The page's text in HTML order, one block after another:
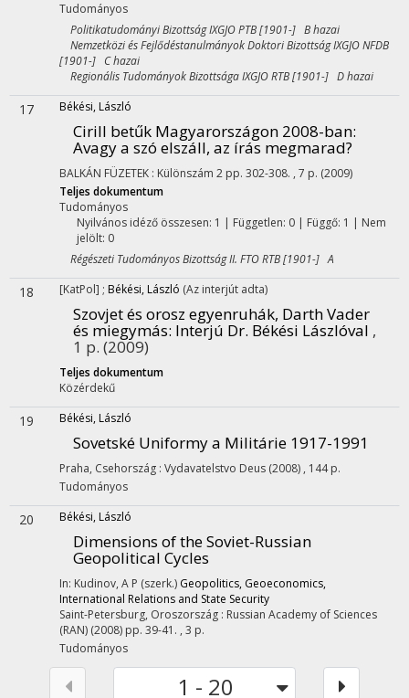
Tudományos
Politikatudományi Bizottság IXGJO PTB [1901-] B hazai
Nemzetközi és Fejlődéstanulmányok Doktori Bizottság IXGJO NFDB
[1901-] C hazai
Regionális Tudományok Bizottsága IXGJO RTB [1901-] D hazai
17 Békési, László
Cirill betűk Magyarországon 2008-ban:
Avagy a szó elszáll, az írás megmarad?
BALKÁN FÜZETEK : Különszám 2 pp. 302-308. , 7 p. (2009)
Teljes dokumentum
Tudományos
Nyilvános idéző összesen: 1 | Független: 0 | Függő: 1 | Nem
jelölt: 0
Régészeti Tudományos Bizottság II. FTO RTB [1901-] A
18 [KatPol] ; Békési, László (Az interjút adta)
Szovjet és orosz egyenruhák, Darth Vader
és miegymás: Interjú Dr. Békési Lászlóval ,
1 p. (2009)
Teljes dokumentum
Közérdekű
19 Békési, László
Sovetské Uniformy a Militárie 1917-1991
Praha, Csehország : Vydavatelstvo Deus (2008) , 144 p.
Tudományos
20 Békési, László
Dimensions of the Soviet-Russian
Geopolitical Cycles
In: Kudinov, A P (szerk.) Geopolitics, Geoeconomics,
International Relations and State Security
Saint-Petersburg, Oroszország : Russian Academy of Sciences
(RAN) (2008) pp. 39-41. , 3 p.
Tudományos
1 - 20